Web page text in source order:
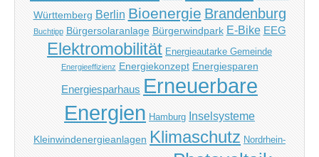
Württemberg Berlin Bioenergie Brandenburg
Buchtipp Bürgersolaranlage Bürgerwindpark E-Bike EEG
Elektromobilität Energieautarke Gemeinde
Energieeffizienz Energiekonzept Energiesparen
Energiesparhaus Erneuerbare
Energien Hamburg Inselsysteme
Kleinwindenergieanlagen Klimaschutz Nordrhein-